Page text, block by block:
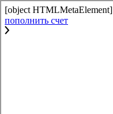
[object HTMLMetaElement]
пополнить счет